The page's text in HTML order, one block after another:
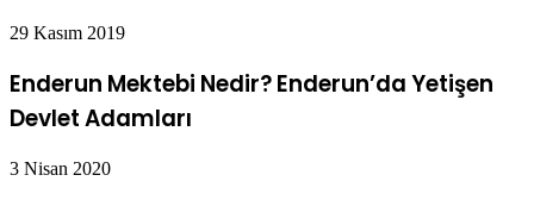
29 Kasım 2019
Enderun Mektebi Nedir? Enderun’da Yetişen
Devlet Adamları
3 Nisan 2020